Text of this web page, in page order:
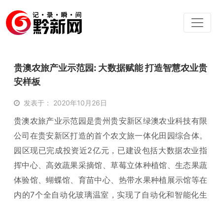
贵澳农旅产业示范园: 大数据赋能 打造智慧农业贵
安样板
发表于： 2020年10月26日
贵澳农旅产业示范园是贵州贵安新区绿澳农业科技有限
公司在贵安新区打造的首个农文旅一体化田园综合体。
园区现已完成投资近2亿元，已建设包括大数据农业指
挥中心、高效蔬果采摘馆、草莓立体种植馆、生态果蔬
体验馆、蝴蝶馆、育苗中心、热带水果种植展示馆等在
内的7个全自动化玻璃温室，实现了自动化和智能化生